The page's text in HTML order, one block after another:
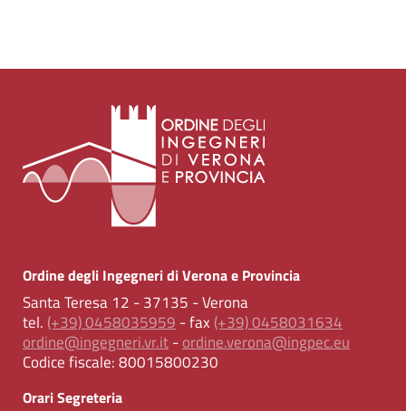
Ordine degli Ingegneri di Verona e Provincia
Santa Teresa 12 - 37135 - Verona
tel. (+39) 0458035959 - fax (+39) 0458031634
ordine@ingegneri.vr.it-ordine.verona@ingpec.eu
Codice fiscale:80015800230
Orari Segreteria